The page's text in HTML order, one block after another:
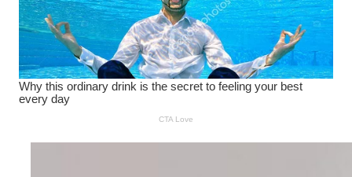
Wanita Pamer Pakaian